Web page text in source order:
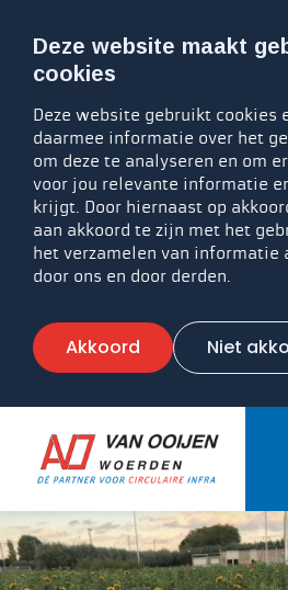
Deze website maakt
cookies
Deze website gebruikt cookies
daarmee informatie over het
om deze te analyseren en om
voor jou relevante informatie
krijgt. Door hiernaast op
aan akkoord te zijn met het
het verzamelen van informatie
door ons en door derden.
Akkoord Niet